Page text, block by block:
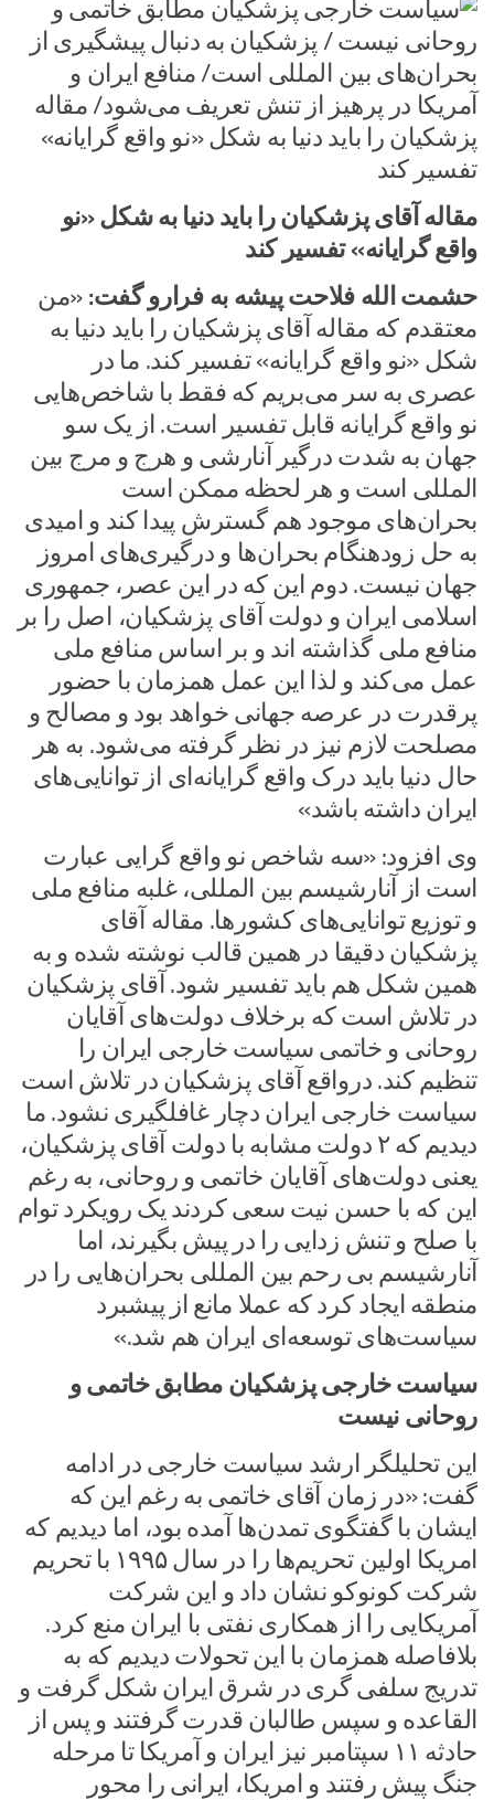
مقاله آقای پزشکیان را باید دنیا به شکل «نو
واقع گرایانه» تفسیر کند
حشمت الله فلاحت پیشه به فرارو گفت: «من
معتقدم که مقاله آقای پزشکیان را باید دنیا به
شکل «نو واقع گرایانه» تفسیر کند. ما در
عصری به سر می‌بریم که فقط با شاخص‌هایی
نو واقع گرایانه قابل تفسیر است. از یک سو
جهان به شدت درگیر آنارشی و هرج و مرج بین
المللی است و هر لحظه ممکن است
بحران‌های موجود هم گسترش پیدا کند و امیدی
به حل زودهنگام بحران‌ها و درگیری‌های امروز
جهان نیست. دوم این که در این عصر، جمهوری
اسلامی ایران و دولت آقای پزشکیان، اصل را بر
منافع ملی گذاشته اند و بر اساس منافع ملی
عمل می‌کند و لذا این عمل همزمان با حضور
پرقدرت در عرصه جهانی خواهد بود و مصالح و
مصلحت لازم نیز در نظر گرفته می‌شود. به هر
حال دنیا باید درک واقع گرایانه‌ای از توانایی‌های
ایران داشته باشد»
وی افزود: «سه شاخص نو واقع گرایی عبارت
است از آنارشیسم بین المللی، غلبه منافع ملی
و توزیع توانایی‌های کشورها. مقاله آقای
پزشکیان دقیقا در همین قالب نوشته شده و به
همین شکل هم باید تفسیر شود. آقای پزشکیان
در تلاش است که برخلاف دولت‌های آقایان
روحانی و خاتمی سیاست خارجی ایران را
تنظیم کند. درواقع آقای پزشکیان در تلاش است
سیاست خارجی ایران دچار غافلگیری نشود. ما
دیدیم که ۲ دولت مشابه با دولت آقای پزشکیان،
یعنی دولت‌های آقایان خاتمی و روحانی، به رغم
این که با حسن نیت سعی کردند یک رویکرد توام
با صلح و تنش زدایی را در پیش بگیرند، اما
آنارشیسم بی رحم بین المللی بحران‌هایی را در
منطقه ایجاد کرد که عملا مانع از پیشبرد
سیاست‌های توسعه‌ای ایران هم شد.»
سیاست خارجی پزشکیان مطابق خاتمی و
روحانی نیست
این تحلیلگر ارشد سیاست خارجی در ادامه
گفت: «در زمان آقای خاتمی به رغم این که
ایشان با گفتگوی تمدن‌ها آمده بود، اما دیدیم که
امریکا اولین تحریم‌ها را در سال ۱۹۹۵ با تحریم
شرکت کونوکو نشان داد و این شرکت
آمریکایی را از همکاری نفتی با ایران منع کرد.
بلافاصله همزمان با این تحولات دیدیم که به
تدریج سلفی گری در شرق ایران شکل گرفت و
القاعده و سپس طالبان قدرت گرفتند و پس از
حادثه ۱۱ سپتامبر نیز ایران و آمریکا تا مرحله
جنگ پیش رفتند و امریکا، ایرانی را محور